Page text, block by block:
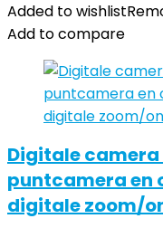
Added to wishlist
Add to compare
Digitale
puntcamera en
digitale zoom/